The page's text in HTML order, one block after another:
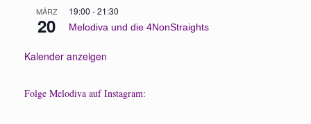
MÄRZ
20
19:00 -21:30
Melodiva und die 4NonStraights
Kalender anzeigen
Folge Melodiva auf Instagram: